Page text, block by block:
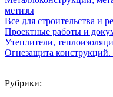
метизы
Все для строительства и
Проектные работы и
Утеплители,
Огнезащита
Рубрики: